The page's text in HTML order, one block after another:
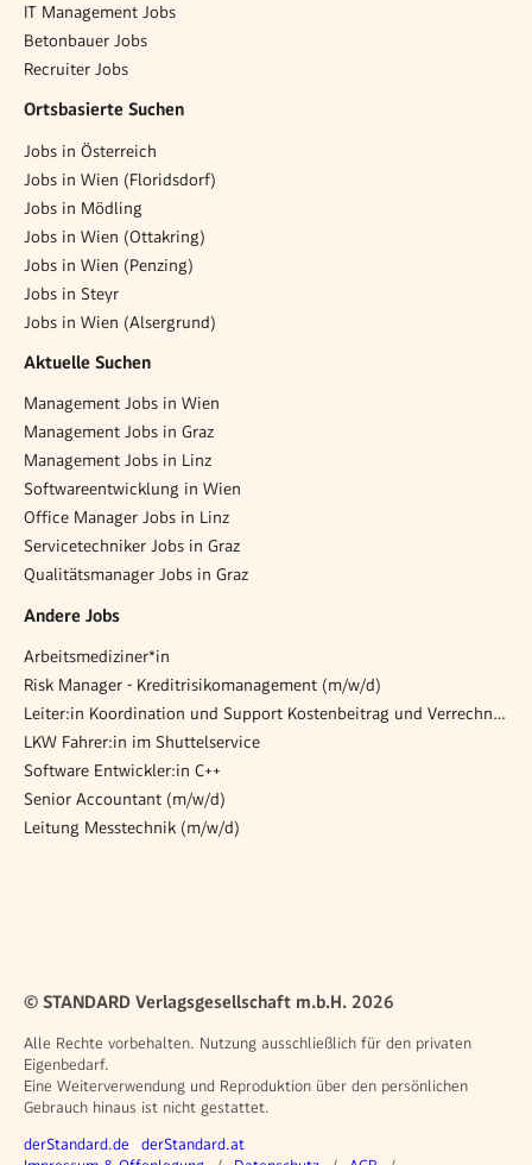
IT Management Jobs
Betonbauer Jobs
Recruiter Jobs
Ortsbasierte Suchen
Jobs in Österreich
Jobs in Wien (Floridsdorf)
Jobs in Mödling
Jobs in Wien (Ottakring)
Jobs in Wien (Penzing)
Jobs in Steyr
Jobs in Wien (Alsergrund)
Aktuelle Suchen
Management Jobs in Wien
Management Jobs in Graz
Management Jobs in Linz
Softwareentwicklung in Wien
Office Manager Jobs in Linz
Servicetechniker Jobs in Graz
Qualitätsmanager Jobs in Graz
Andere Jobs
Arbeitsmediziner*in
Risk Manager - Kreditrisikomanagement (m/w/d)
Leiter:in Koordination und Support Kostenbeitrag und Verrechnung (26/08/FSW-KS/KA)
LKW Fahrer:in im Shuttelservice
Software Entwickler:in C++
Senior Accountant (m/w/d)
Leitung Messtechnik (m/w/d)
© STANDARD Verlagsgesellschaft m.b.H. 2026
Alle Rechte vorbehalten. Nutzung ausschließlich für den privaten
Eigenbedarf.
Eine Weiterverwendung und Reproduktion über den persönlichen
Gebrauch hinaus ist nicht gestattet.
Weitere Angebote
derStandard.de derStandard.at